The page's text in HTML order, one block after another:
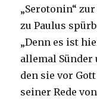
„Serotonin“
zu Paulus
„Denn es ist
allemal Sünder
den sie vor
seiner Rede